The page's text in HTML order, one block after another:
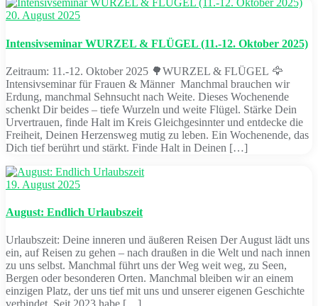
20. August 2025
Intensivseminar WURZEL & FLÜGEL (11.-12. Oktober 2025)
Zeitraum: 11.-12. Oktober 2025 🌳WURZEL & FLÜGEL 🦅
Intensivseminar für Frauen & Männer Manchmal brauchen wir
Erdung, manchmal Sehnsucht nach Weite. Dieses Wochenende
schenkt Dir beides – tiefe Wurzeln und weite Flügel. Stärke Dein
Urvertrauen, finde Halt im Kreis Gleichgesinnter und entdecke die
Freiheit, Deinen Herzensweg mutig zu leben. Ein Wochenende, das
Dich tief berührt und stärkt. Finde Halt in Deinen […]
19. August 2025
August: Endlich Urlaubszeit
Urlaubszeit: Deine inneren und äußeren Reisen Der August lädt uns
ein, auf Reisen zu gehen – nach draußen in die Welt und nach innen
zu uns selbst. Manchmal führt uns der Weg weit weg, zu Seen,
Bergen oder besonderen Orten. Manchmal bleiben wir an einem
einzigen Platz, der uns tief mit uns und unserer eigenen Geschichte